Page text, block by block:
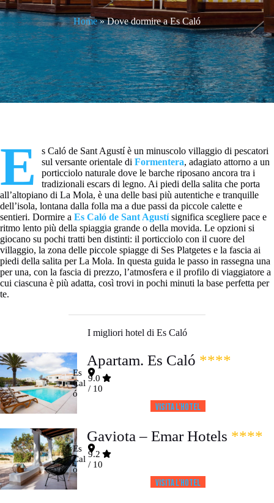
Home»Dove dormire a Es Caló
E
s Caló de Sant Agustí è un minuscolo villaggio di pescatori
sul versante orientale di Formentera, adagiato attorno a un
porticciolo naturale dove le barche riposano ancora tra i
tradizionali escars di legno. Ai piedi della salita che porta
all’altopiano di La Mola, è una delle basi più autentiche e tranquille
dell’isola, lontana dalla folla ma a due passi da piccole calette e
sentieri. Dormire a Es Caló de Sant Agustísignifica scegliere pace e
ritmo lento più della spiaggia grande o della movida. Le opzioni si
giocano su pochi tratti ben distinti: il porticciolo con il cuore del
villaggio, la zona delle piccole spiagge di Ses Platgetes e la fascia ai
piedi della salita per La Mola. In questa guida le passo in rassegna una
per una, con la fascia di prezzo, l’atmosfera e il profilo di viaggiatore a
cui ciascuna è più adatta, così trovi in pochi minuti la base perfetta per
te.
I migliori hotel di Es Caló
Apartam. Es Caló ****
Es
Cal
ó
9.0
/ 10
Visita l’HOTEL
Gaviota – Emar Hotels ****
Es
Cal
ó
9.2
/ 10
Visita l’HOTEL